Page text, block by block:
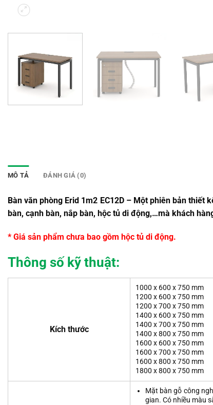
MÔ TẢ ĐÁNH GIÁ (0)
Bàn văn phòng Erid 1m2 EC12D – Một phiên bản thiết
bàn, cạnh bàn, nắp bàn, hộc tủ di động,…mà khách
* Giá sản phẩm chưa bao gồm hộc tủ di động.
Thông số kỹ thuật:
Kích thước
1000 x 600 x 750 mm
1200 x 600 x 750 mm
1200 x 700 x 750 mm
1400 x 600 x 750 mm
1400 x 700 x 750 mm
1400 x 800 x 750 mm
1600 x 600 x 750 mm
1600 x 700 x 750 mm
1600 x 800 x 750 mm
1800 x 800 x 750 mm
Mặt bàn gỗ công
gian. Có nhiều màu